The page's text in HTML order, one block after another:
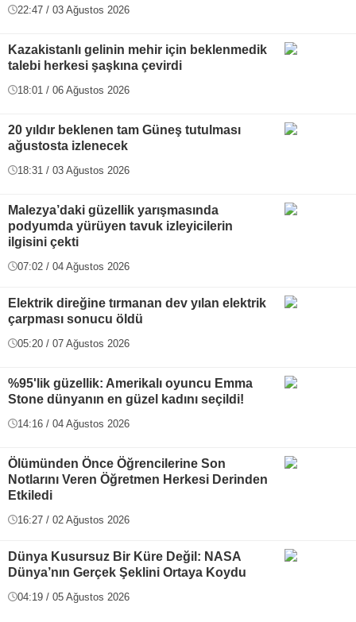
22:47 / 03 Ağustos 2026
Kazakistanlı gelinin mehir için beklenmedik
talebi herkesi şaşkına çevirdi
18:01 / 06 Ağustos 2026
20 yıldır beklenen tam Güneş tutulması
ağustosta izlenecek
18:31 / 03 Ağustos 2026
Malezya’daki güzellik yarışmasında
podyumda yürüyen tavuk izleyicilerin
ilgisini çekti
07:02 / 04 Ağustos 2026
Elektrik direğine tırmanan dev yılan elektrik
çarpması sonucu öldü
05:20 / 07 Ağustos 2026
%95'lik güzellik: Amerikalı oyuncu Emma
Stone dünyanın en güzel kadını seçildi!
14:16 / 04 Ağustos 2026
Ölümünden Önce Öğrencilerine Son
Notlarını Veren Öğretmen Herkesi Derinden
Etkiledi
16:27 / 02 Ağustos 2026
Dünya Kusursuz Bir Küre Değil: NASA
Dünya’nın Gerçek Şeklini Ortaya Koydu
04:19 / 05 Ağustos 2026